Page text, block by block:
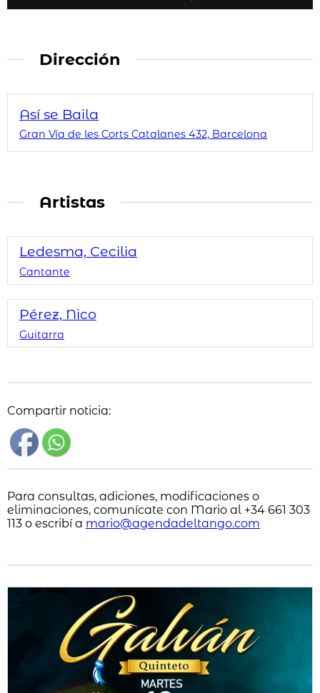
Dirección
Así se Baila
Gran Vía de les Corts Catalanes 432, Barcelona
Artistas
Ledesma, Cecilia
Cantante
Pérez, Nico
Guitarra
Compartir noticia:
Para consultas, adiciones, modificaciones o
eliminaciones, comunícate con Mario al +34 661 303
113 o escribí a mario@agendadeltango.com